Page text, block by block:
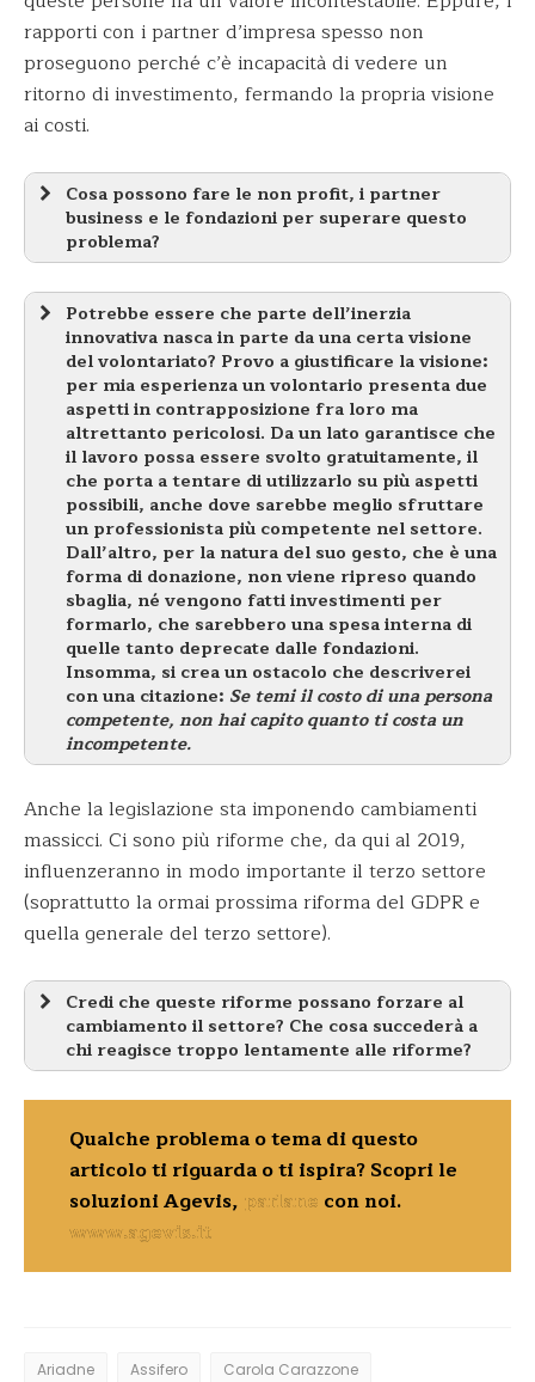
rapporti con i partner d’impresa spesso non
proseguono perché c’è incapacità di vedere un
ritorno di investimento, fermando la propria visione
ai costi.
Cosa possono fare le non profit, i partner
business e le fondazioni per superare questo
problema?
Potrebbe essere che parte dell’inerzia
innovativa nasca in parte da una certa visione
del volontariato? Provo a giustificare la visione:
per mia esperienza un volontario presenta due
aspetti in contrapposizione fra loro ma
altrettanto pericolosi. Da un lato garantisce che
il lavoro possa essere svolto gratuitamente, il
che porta a tentare di utilizzarlo su più aspetti
possibili, anche dove sarebbe meglio sfruttare
un professionista più competente nel settore.
Dall’altro, per la natura del suo gesto, che è una
forma di donazione, non viene ripreso quando
sbaglia, né vengono fatti investimenti per
formarlo, che sarebbero una spesa interna di
quelle tanto deprecate dalle fondazioni.
Insomma, si crea un ostacolo che descriverei
con una citazione: Se temi il costo di una persona
competente, non hai capito quanto ti costa un
incompetente.
Anche la legislazione sta imponendo cambiamenti
massicci. Ci sono più riforme che, da qui al 2019,
influenzeranno in modo importante il terzo settore
(soprattutto la ormai prossima riforma del GDPR e
quella generale del terzo settore).
Credi che queste riforme possano forzare al
cambiamento il settore? Che cosa succederà a
chi reagisce troppo lentamente alle riforme?
Qualche problema o tema di questo
articolo ti riguarda o ti ispira? Scopri le
soluzioni Agevis, parlane con noi.
www.agevis.it
Ariadne Assifero Carola Carazzone